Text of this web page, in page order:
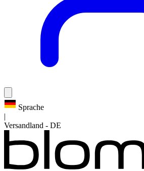
Sprache
|
Versandland - DE